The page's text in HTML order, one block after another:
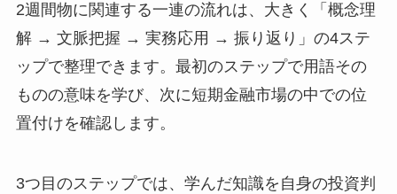
2週間物に関連する一連の流れは、大きく「概念理
解 → 文脈把握 → 実務応用 → 振り返り」の4ステ
ップで整理できます。最初のステップで用語その
ものの意味を学び、次に短期金融市場の中での位
置付けを確認します。
3つ目のステップでは、学んだ知識を自身の投資判